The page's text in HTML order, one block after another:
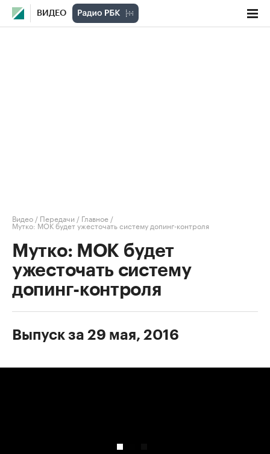
ВИДЕО
Видео / Передачи / Главное /
Мутко: МОК будет ужесточать систему допинг-контроля
Мутко: МОК будет
ужесточать систему
допинг-контроля
Выпуск за 29 мая, 2016